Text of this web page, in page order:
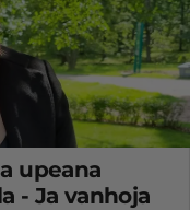
upeana
- Ja vanhoja